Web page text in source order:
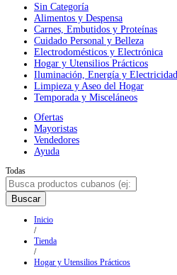
Sin Categoría
Alimentos y Despensa
Carnes, Embutidos y Proteínas
Cuidado Personal y Belleza
Electrodomésticos y Electrónica
Hogar y Utensilios Prácticos
Iluminación, Energía y Electricidad
Limpieza y Aseo del Hogar
Temporada y Misceláneos
Ofertas
Mayoristas
Vendedores
Ayuda
Todas
Buscar
Inicio
/
Tienda
/
Hogar y Utensilios Prácticos